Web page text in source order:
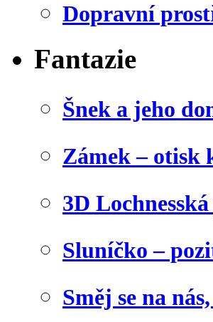
Dopravní
Fantazie
Šnek a jeho
Zámek – otisk
3D
Sluníčko –
Směj se na